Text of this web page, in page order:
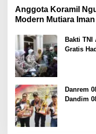
Anggota Koramil
Modern Mutiara Iman
Bakti TNI
Gratis
Danrem
Dandim